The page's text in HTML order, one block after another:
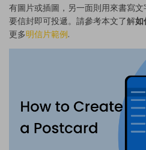
有圖片或插圖，另一面則用來書寫
要信封即可投遞。請參考本文了解如
更多明信片範例.